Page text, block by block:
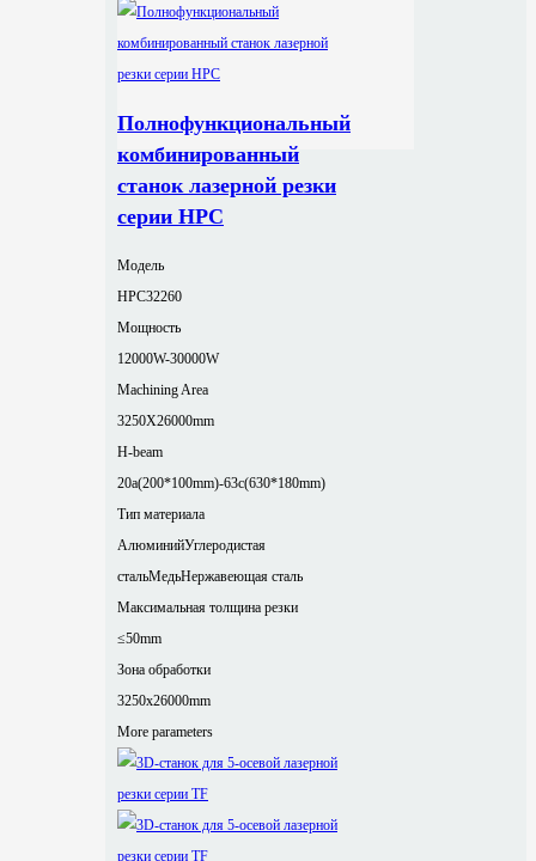
Полнофункциональный
комбинированный
станок лазерной резки
серии HPC
Модель
HPC32260
Мощность
12000W-30000W
Machining Area
3250X26000mm
H-beam
20a(200*100mm)-63c(630*180mm)
Тип материала
АлюминийУглеродистая
стальМедьНержавеющая сталь
Максимальная толщина резки
≤50mm
Зона обработки
3250x26000mm
More parameters